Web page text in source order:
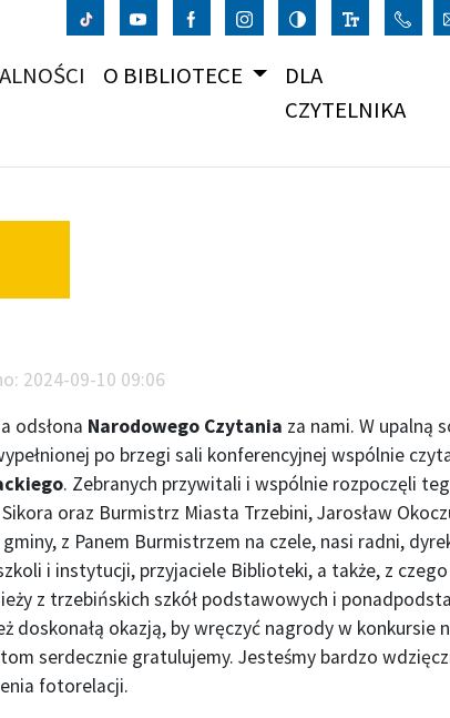
(CURRENT)
O BIBLIOTECE
DLA
CZYTELNIKA
2024-09-10 09:06
odsłona Narodowego Czytania za nami. W upalną
po brzegi sali konferencyjnej wspólnie
. Zebranych przywitali i wspólnie rozpoczęli
oraz Burmistrz Miasta Trzebini, Jarosław
gminy, z Panem Burmistrzem na czele, nasi radni,
i instytucji, przyjaciele Biblioteki, a także, z
z trzebińskich szkół podstawowych i
doskonałą okazją, by wręczyć nagrody w konkursie
serdecznie gratulujemy. Jesteśmy bardzo
fotorelacji.